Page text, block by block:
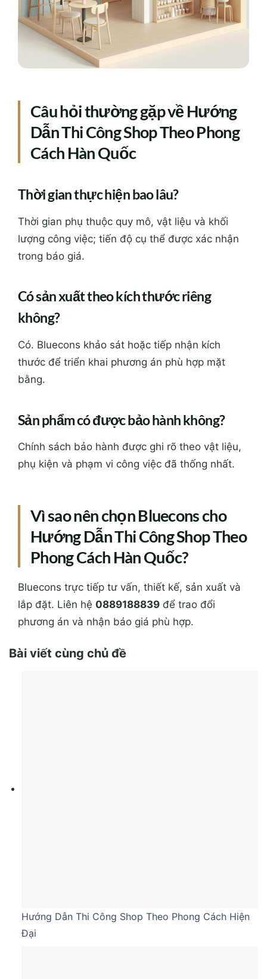
Câu hỏi thường gặp về Hướng
Dẫn Thi Công Shop Theo Phong
Cách Hàn Quốc
Thời gian thực hiện bao lâu?
Thời gian phụ thuộc quy mô, vật liệu và khối
lượng công việc; tiến độ cụ thể được xác nhận
trong báo giá.
Có sản xuất theo kích thước riêng
không?
Có. Bluecons khảo sát hoặc tiếp nhận kích
thước để triển khai phương án phù hợp mặt
bằng.
Sản phẩm có được bảo hành không?
Chính sách bảo hành được ghi rõ theo vật liệu,
phụ kiện và phạm vi công việc đã thống nhất.
Vì sao nên chọn Bluecons cho
Hướng Dẫn Thi Công Shop Theo
Phong Cách Hàn Quốc?
Bluecons trực tiếp tư vấn, thiết kế, sản xuất và
lắp đặt. Liên hệ 0889188839 để trao đổi
phương án và nhận báo giá phù hợp.
Bài viết cùng chủ đề
Hướng Dẫn Thi Công Shop Theo Phong Cách Hiện
Đại